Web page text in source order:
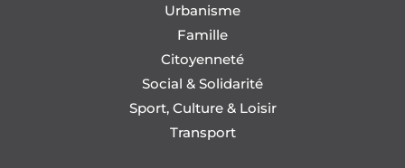
Urbanisme
Famille
Citoyenneté
Social & Solidarité
Sport, Culture & Loisir
Transport